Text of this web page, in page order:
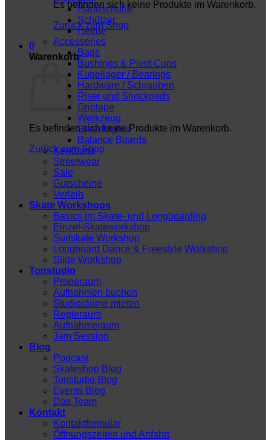
Es befinden sich keine Produkte im Warenkorb.
Zurück zum Shop
0
Warenkorb
Es befinden sich keine Produkte im Warenkorb.
Zurück zum Shop
Handschuhe
Schützer
Helme
Accessories
Bags
Bushings & Pivot Cups
Kugellager / Bearings
Hardware / Schrauben
Riser und Shockpads
Griptape
Werkzeug
ShredLights
Balance Boards
Kendama
Streetwear
Sale
Gutscheine
Verleih
Skate Workshops
Basics im Skate- und Longboarding
Einzel-Skateworkshop
Surfskate Workshop
Longboard Dance & Freestyle Workshop
Slide Workshop
Tonstudio
Proberaum
Aufnahmen buchen
Studioräume mieten
Regieraum
Aufnahmeraum
Jam Session
Blog
Podcast
Skateshop Blog
Tonstudio Blog
Events Blog
Das Team
Kontakt
Kontaktformular
Öffnungszeiten und Anfahrt